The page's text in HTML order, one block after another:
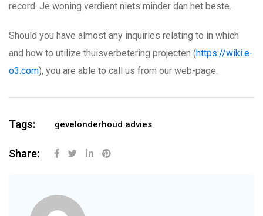
record. Je woning verdient niets minder dan het beste.
Should you have almost any inquiries relating to in which
and how to utilize thuisverbetering projecten (https://wiki.e-
o3.com), you are able to call us from our web-page.
Tags: gevelonderhoud advies
Share: